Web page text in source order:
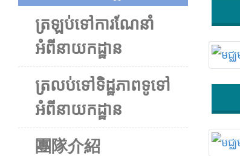
ត្រឡប់ទៅការណែនាំ
អំពីនាយកដ្ឋាន
ត្រលប់ទៅទិដ្ឋភាពទូទៅ
អំពីនាយកដ្ឋាន
團隊介紹